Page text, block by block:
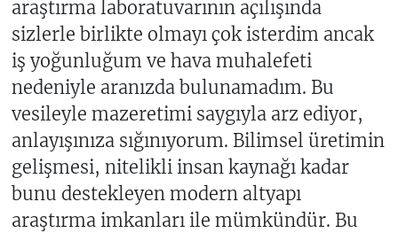
araştırma laboratuvarının açılışında
sizlerle birlikte olmayı çok isterdim ancak
iş yoğunluğum ve hava muhalefeti
nedeniyle aranızda bulunamadım. Bu
vesileyle mazeretimi saygıyla arz ediyor,
anlayışınıza sığınıyorum. Bilimsel üretimin
gelişmesi, nitelikli insan kaynağı kadar
bunu destekleyen modern altyapı
araştırma imkanları ile mümkündür. Bu